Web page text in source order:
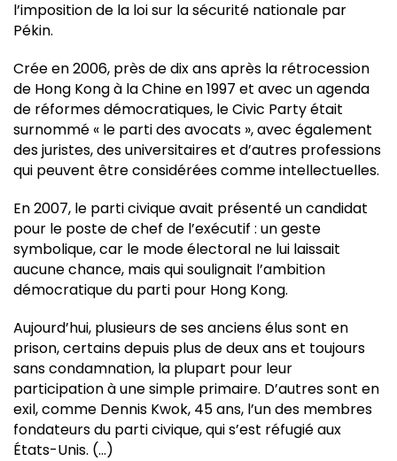
l’imposition de la loi sur la sécurité nationale par
Pékin.
Crée en 2006, près de dix ans après la rétrocession
de Hong Kong à la Chine en 1997 et avec un agenda
de réformes démocratiques, le Civic Party était
surnommé « le parti des avocats », avec également
des juristes, des universitaires et d’autres professions
qui peuvent être considérées comme intellectuelles.
En 2007, le parti civique avait présenté un candidat
pour le poste de chef de l’exécutif : un geste
symbolique, car le mode électoral ne lui laissait
aucune chance, mais qui soulignait l’ambition
démocratique du parti pour Hong Kong.
Aujourd’hui, plusieurs de ses anciens élus sont en
prison, certains depuis plus de deux ans et toujours
sans condamnation, la plupart pour leur
participation à une simple primaire. D’autres sont en
exil, comme Dennis Kwok, 45 ans, l’un des membres
fondateurs du parti civique, qui s’est réfugié aux
États-Unis. (…)